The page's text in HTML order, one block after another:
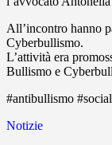
All’incontro hanno
Cyberbullismo.
L’attività era
Bullismo e
#antibullismo #social
Notizie